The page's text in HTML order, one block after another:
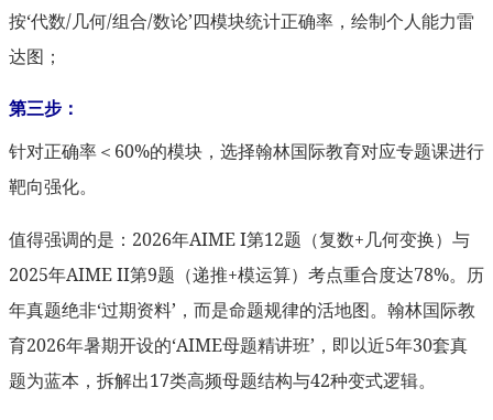
按‘代数/几何/组合/数论’四模块统计正确率，绘制个人能力雷
达图；
第三步：
针对正确率＜60%的模块，选择翰林国际教育对应专题课进行
靶向强化。
值得强调的是：2026年AIME I第12题（复数+几何变换）与
2025年AIME II第9题（递推+模运算）考点重合度达78%。历
年真题绝非‘过期资料’，而是命题规律的活地图。翰林国际教
育2026年暑期开设的‘AIME母题精讲班’，即以近5年30套真
题为蓝本，拆解出17类高频母题结构与42种变式逻辑。